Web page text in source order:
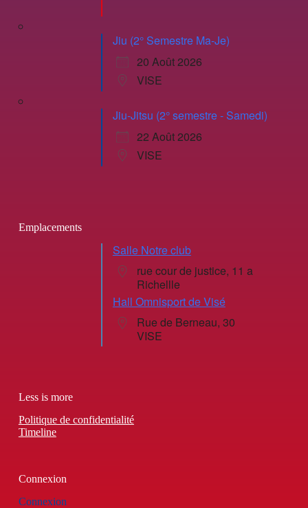
Jiu (2° Semestre Ma-Je)
20 Août 2026
VISE
Jiu-Jitsu (2° semestre - Samedi)
22 Août 2026
VISE
Emplacements
Salle Notre club
rue cour de justice, 11 a
Richellle
Hall Omnisport de Visé
Rue de Berneau, 30
VISE
Less is more
Politique de confidentialité
Timeline
Connexion
Connexion